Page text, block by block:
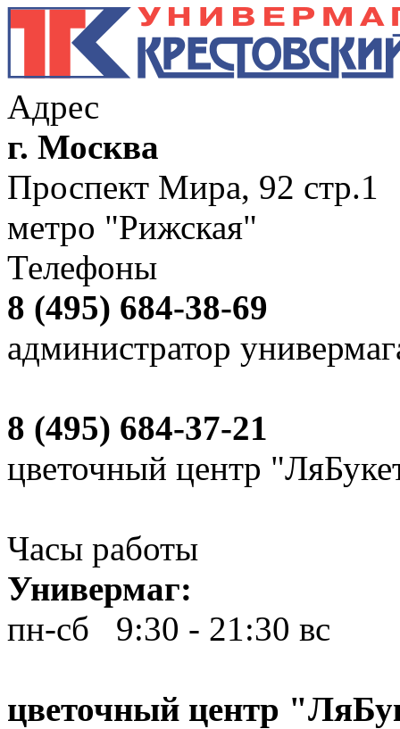
Адрес
г. Москва
Проспект Мира, 92 стр.1
метро "Рижская"
Телефоны
8 (495) 684-38-69
администратор
8 (495) 684-37-21
цветочный центр
Часы работы
Универмаг:
пн-сб 9:30 - 21:30 вс
цветочный центр